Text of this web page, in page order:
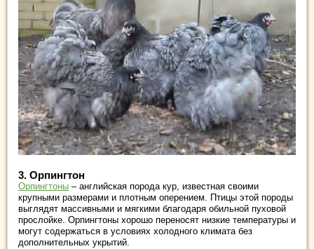
3. Орпингтон
Орпингтоны – английская порода кур, известная своими
крупными размерами и плотным оперением. Птицы этой породы
выглядят массивными и мягкими благодаря обильной пуховой
прослойке. Орпингтоны хорошо переносят низкие температуры и
могут содержаться в условиях холодного климата без
дополнительных укрытий.